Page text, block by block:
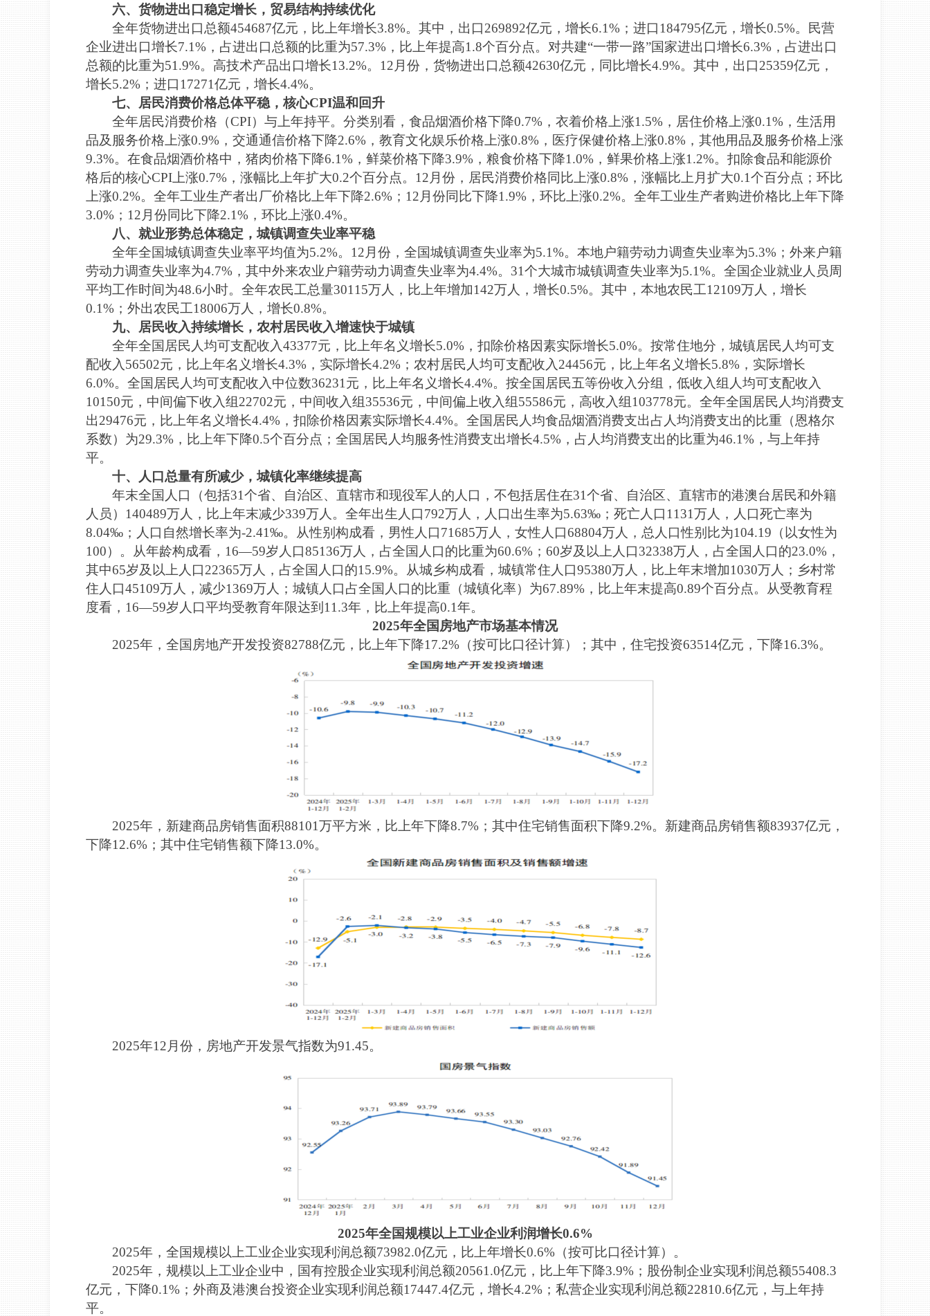
六、货物进出口稳定增长，贸易结构持续优化
全年货物进出口总额454687亿元，比上年增长3.8%。其中，出口269892亿元，增长6.1%；进口184795亿元，增长0.5%。民营
企业进出口增长7.1%，占进出口总额的比重为57.3%，比上年提高1.8个百分点。对共建“一带一路”国家进出口增长6.3%，占进出口
总额的比重为51.9%。高技术产品出口增长13.2%。12月份，货物进出口总额42630亿元，同比增长4.9%。其中，出口25359亿元，
增长5.2%；进口17271亿元，增长4.4%。
七、居民消费价格总体平稳，核心CPI温和回升
全年居民消费价格（CPI）与上年持平。分类别看，食品烟酒价格下降0.7%，衣着价格上涨1.5%，居住价格上涨0.1%，生活用
品及服务价格上涨0.9%，交通通信价格下降2.6%，教育文化娱乐价格上涨0.8%，医疗保健价格上涨0.8%，其他用品及服务价格上涨
9.3%。在食品烟酒价格中，猪肉价格下降6.1%，鲜菜价格下降3.9%，粮食价格下降1.0%，鲜果价格上涨1.2%。扣除食品和能源价
格后的核心CPI上涨0.7%，涨幅比上年扩大0.2个百分点。12月份，居民消费价格同比上涨0.8%，涨幅比上月扩大0.1个百分点；环比
上涨0.2%。全年工业生产者出厂价格比上年下降2.6%；12月份同比下降1.9%，环比上涨0.2%。全年工业生产者购进价格比上年下降
3.0%；12月份同比下降2.1%，环比上涨0.4%。
八、就业形势总体稳定，城镇调查失业率平稳
全年全国城镇调查失业率平均值为5.2%。12月份，全国城镇调查失业率为5.1%。本地户籍劳动力调查失业率为5.3%；外来户籍
劳动力调查失业率为4.7%，其中外来农业户籍劳动力调查失业率为4.4%。31个大城市城镇调查失业率为5.1%。全国企业就业人员周
平均工作时间为48.6小时。全年农民工总量30115万人，比上年增加142万人，增长0.5%。其中，本地农民工12109万人，增长
0.1%；外出农民工18006万人，增长0.8%。
九、居民收入持续增长，农村居民收入增速快于城镇
全年全国居民人均可支配收入43377元，比上年名义增长5.0%，扣除价格因素实际增长5.0%。按常住地分，城镇居民人均可支
配收入56502元，比上年名义增长4.3%，实际增长4.2%；农村居民人均可支配收入24456元，比上年名义增长5.8%，实际增长
6.0%。全国居民人均可支配收入中位数36231元，比上年名义增长4.4%。按全国居民五等份收入分组，低收入组人均可支配收入
10150元，中间偏下收入组22702元，中间收入组35536元，中间偏上收入组55586元，高收入组103778元。全年全国居民人均消费支
出29476元，比上年名义增长4.4%，扣除价格因素实际增长4.4%。全国居民人均食品烟酒消费支出占人均消费支出的比重（恩格尔
系数）为29.3%，比上年下降0.5个百分点；全国居民人均服务性消费支出增长4.5%，占人均消费支出的比重为46.1%，与上年持
平。
十、人口总量有所减少，城镇化率继续提高
年末全国人口（包括31个省、自治区、直辖市和现役军人的人口，不包括居住在31个省、自治区、直辖市的港澳台居民和外籍
人员）140489万人，比上年末减少339万人。全年出生人口792万人，人口出生率为5.63‰；死亡人口1131万人，人口死亡率为
8.04‰；人口自然增长率为-2.41‰。从性别构成看，男性人口71685万人，女性人口68804万人，总人口性别比为104.19（以女性为
100）。从年龄构成看，16—59岁人口85136万人，占全国人口的比重为60.6%；60岁及以上人口32338万人，占全国人口的23.0%，
其中65岁及以上人口22365万人，占全国人口的15.9%。从城乡构成看，城镇常住人口95380万人，比上年末增加1030万人；乡村常
住人口45109万人，减少1369万人；城镇人口占全国人口的比重（城镇化率）为67.89%，比上年末提高0.89个百分点。从受教育程
度看，16—59岁人口平均受教育年限达到11.3年，比上年提高0.1年。
2025年全国房地产市场基本情况
2025年，全国房地产开发投资82788亿元，比上年下降17.2%（按可比口径计算）；其中，住宅投资63514亿元，下降16.3%。
2025年，新建商品房销售面积88101万平方米，比上年下降8.7%；其中住宅销售面积下降9.2%。新建商品房销售额83937亿元，
下降12.6%；其中住宅销售额下降13.0%。
2025年12月份，房地产开发景气指数为91.45。
2025年全国规模以上工业企业利润增长0.6%
2025年，全国规模以上工业企业实现利润总额73982.0亿元，比上年增长0.6%（按可比口径计算）。
2025年，规模以上工业企业中，国有控股企业实现利润总额20561.0亿元，比上年下降3.9%；股份制企业实现利润总额55408.3
亿元，下降0.1%；外商及港澳台投资企业实现利润总额17447.4亿元，增长4.2%；私营企业实现利润总额22810.6亿元，与上年持
平。